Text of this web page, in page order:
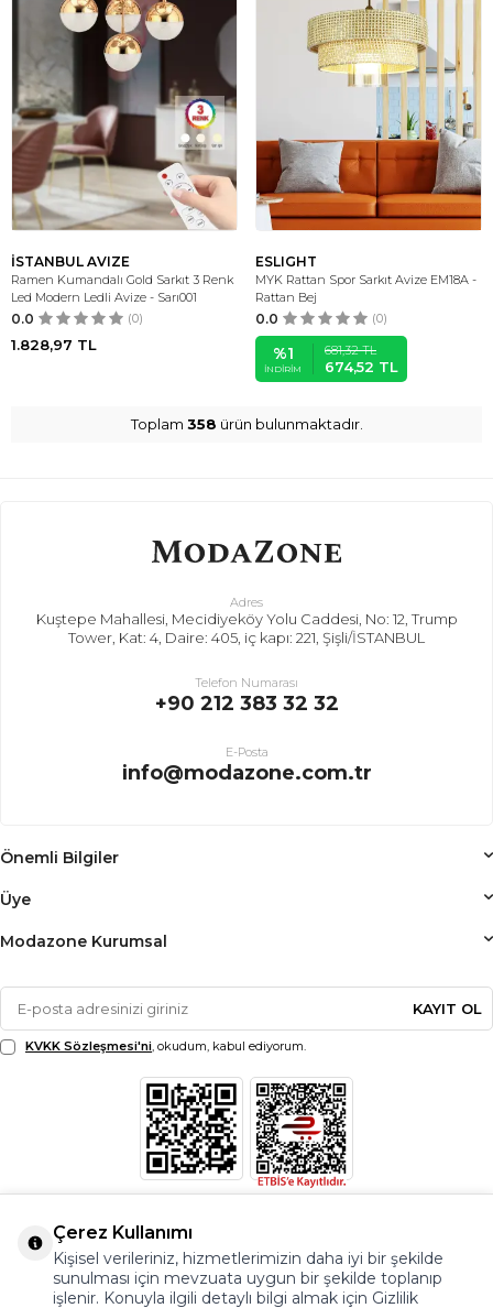
İSTANBUL AVIZE
Ramen Kumandalı Gold Sarkıt 3 Renk
Led Modern Ledli Avize - Sarı001
0.0 (0)
1.828,97 TL
ESLIGHT
MYK Rattan Spor Sarkıt Avize EM18A -
Rattan Bej
0.0 (0)
%1
İNDIRIM
681,32TL
674,52 TL
Toplam 358 ürün bulunmaktadır.
Adres
Kuştepe Mahallesi, Mecidiyeköy Yolu Caddesi, No: 12, Trump
Tower, Kat: 4, Daire: 405, iç kapı: 221, Şişli/İSTANBUL
Telefon Numarası
+90 212 383 32 32
E-Posta
info@modazone.com.tr
Önemli Bilgiler
Üye
Modazone Kurumsal
KAYIT OL
KVKK Sözleşmesi'ni, okudum, kabul ediyorum.
Çerez Kullanımı
Kişisel verileriniz, hizmetlerimizin daha iyi bir şekilde
sunulması için mevzuata uygun bir şekilde toplanıp
işlenir. Konuyla ilgili detaylı bilgi almak için Gizlilik